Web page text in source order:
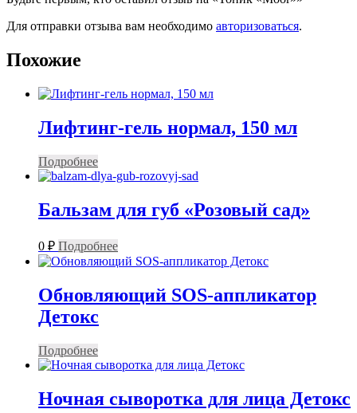
Для отправки отзыва вам необходимо авторизоваться.
Похожие
Лифтинг-гель нормал, 150 мл
Подробнее
Бальзам для губ «Розовый сад»
0 ₽ Подробнее
Обновляющий SOS-аппликатор
Детокс
Подробнее
Ночная сыворотка для лица Детокс